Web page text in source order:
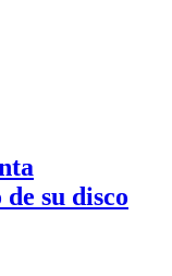
su disco